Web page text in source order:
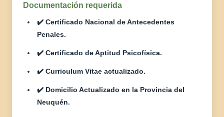
Documentación requerida
✔️ Certificado Nacional de Antecedentes
Penales.
✔️ Certificado de Aptitud Psicofísica.
✔️ Curriculum Vitae actualizado.
✔️ Domicilio Actualizado en la Provincia del
Neuquén.